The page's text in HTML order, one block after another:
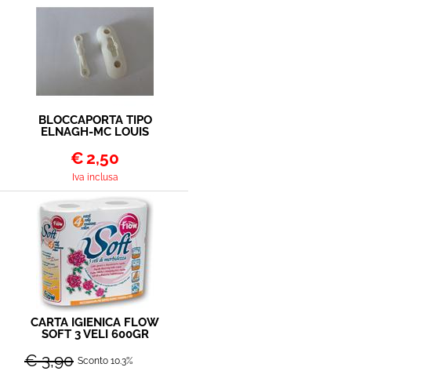
BLOCCAPORTA TIPO
ELNAGH-MC LOUIS
€2,50
Iva inclusa
CARTA IGIENICA FLOW
SOFT 3 VELI 600GR
€ 3,90 Sconto 10.3%